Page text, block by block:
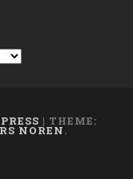
| THEME:
NOREN.